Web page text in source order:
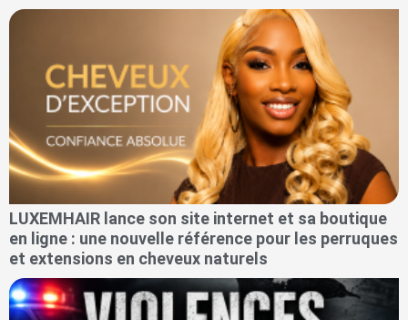
LUXEMHAIR lance son site internet et sa boutique
en ligne : une nouvelle référence pour les perruques
et extensions en cheveux naturels